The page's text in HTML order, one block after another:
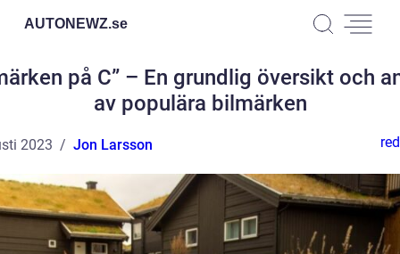
AUTONEWZ.se
på C” – En grundlig översikt och
av populära bilmärken
2023 Jon Larsson